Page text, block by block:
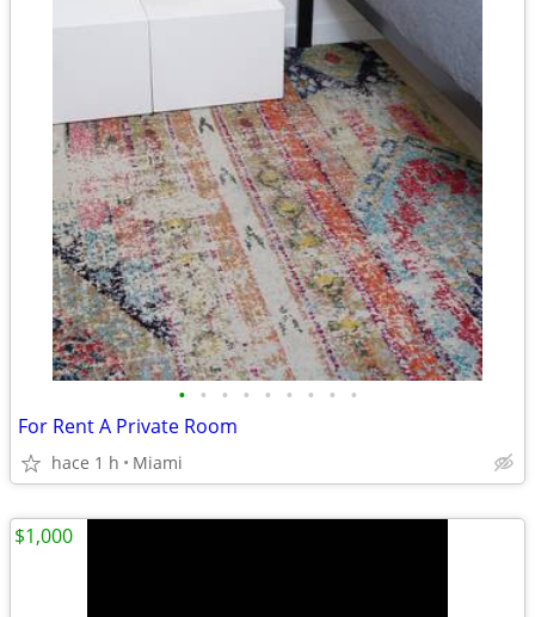
• • • • • • • • •
For Rent A Private Room
hace 1 h Miami
$1,000